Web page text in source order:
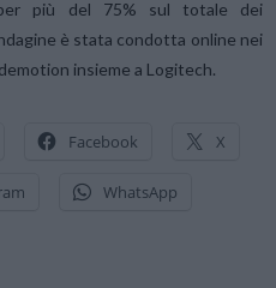
più del 75% sul totale dei
è stata condotta online nei
insieme a Logitech.
Facebook X
WhatsApp